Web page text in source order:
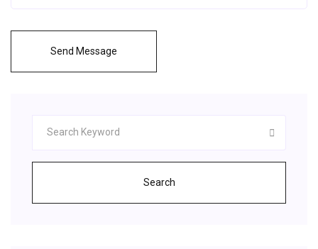
Send Message
Search